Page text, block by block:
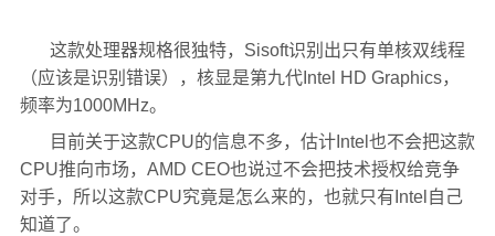
这款处理器规格很独特，Sisoft识别出只有单核双线程
（应该是识别错误），核显是第九代Intel HD Graphics，
频率为1000MHz。
目前关于这款CPU的信息不多，估计Intel也不会把这款
CPU推向市场，AMD CEO也说过不会把技术授权给竞争
对手，所以这款CPU究竟是怎么来的，也就只有Intel自己
知道了。